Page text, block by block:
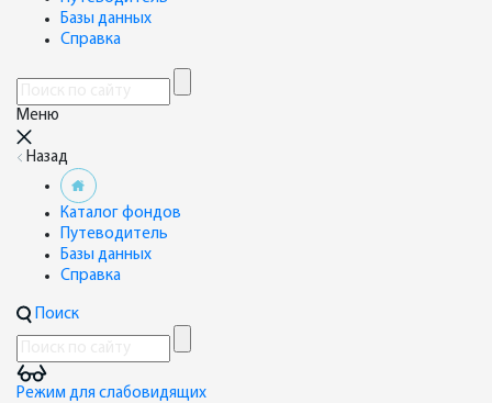
Базы данных
Справка
Меню
Назад
Каталог фондов
Путеводитель
Базы данных
Справка
Поиск
Режим для слабовидящих